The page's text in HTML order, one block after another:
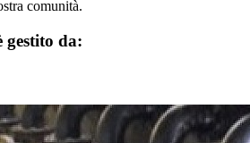
comunità.
gestito da: